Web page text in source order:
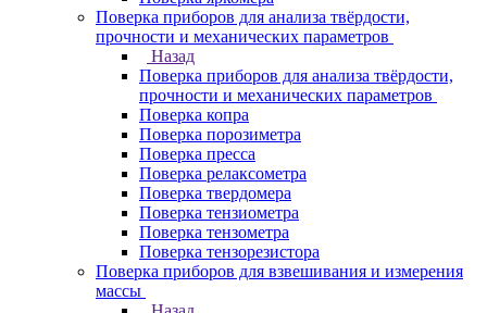
Поверка приборов для анализа твёрдости,
прочности и механических параметров
Назад
Поверка приборов для анализа твёрдости,
прочности и механических параметров
Поверка копра
Поверка порозиметра
Поверка пресса
Поверка релаксометра
Поверка твердомера
Поверка тензиометра
Поверка тензометра
Поверка тензорезистора
Поверка приборов для взвешивания и измерения
массы